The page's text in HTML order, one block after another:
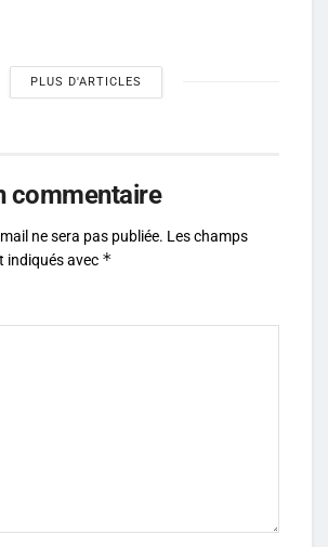
PLUS D'ARTICLES
commentaire
ne sera pas publiée. Les champs
indiqués avec *